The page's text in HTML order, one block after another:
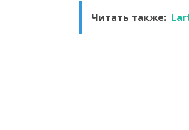
Читать также: